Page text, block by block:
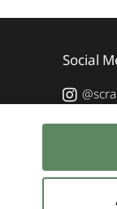
Social